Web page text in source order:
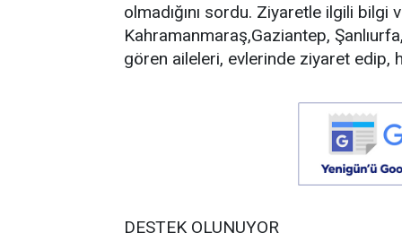
olmadığını sordu. Ziyaretle ilgili bilgi
Kahramanmaraş,Gaziantep,
gören aileleri, evlerinde ziyaret edip,
DESTEK OLUNUYOR